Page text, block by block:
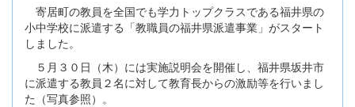
寄居町の教員を全国でも学力トップクラスである福井県の
小中学校に派遣する「教職員の福井県派遣事業」がスタート
しました。
５月３０日（木）には実施説明会を開催し、福井県坂井市
に派遣する教員２名に対して教育長からの激励等を行いまし
た（写真参照）。